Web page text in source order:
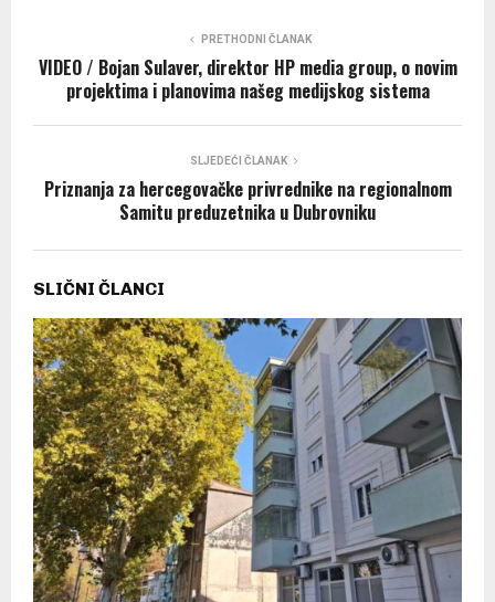
PRETHODNI ČLANAK
VIDEO / Bojan Sulaver, direktor HP media group, o novim
projektima i planovima našeg medijskog sistema
SLJEDEĆI ČLANAK
Priznanja za hercegovačke privrednike na regionalnom
Samitu preduzetnika u Dubrovniku
SLIČNI ČLANCI